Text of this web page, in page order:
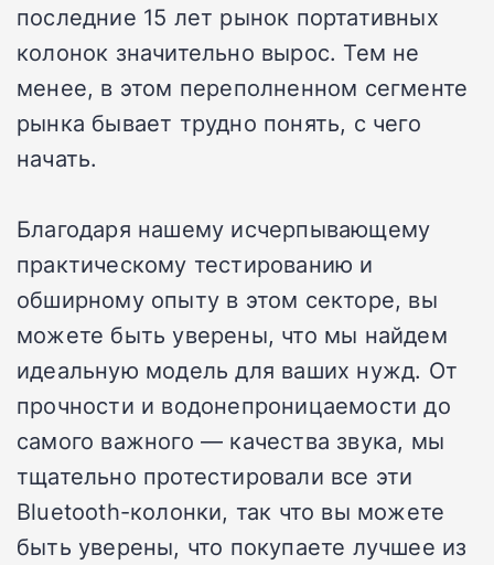
последние 15 лет рынок портативных
колонок значительно вырос. Тем не
менее, в этом переполненном сегменте
рынка бывает трудно понять, с чего
начать.
Благодаря нашему исчерпывающему
практическому тестированию и
обширному опыту в этом секторе, вы
можете быть уверены, что мы найдем
идеальную модель для ваших нужд. От
прочности и водонепроницаемости до
самого важного — качества звука, мы
тщательно протестировали все эти
Bluetooth-колонки, так что вы можете
быть уверены, что покупаете лучшее из